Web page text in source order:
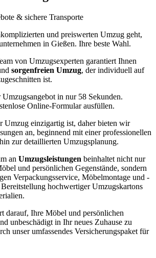
& sichere Transporte
und preiswerten Umzug geht,
in Gießen. Ihre beste Wahl.
von Umzugsexperten garantiert Ihnen
sorgenfreien Umzug, der individuell auf
ist.
Umzugsangebot in nur 58 Sekunden.
Online-Formular ausfüllen.
Umzug einzigartig ist, daher bieten wir
an, beginnend mit einer professionellen
zur detaillierten Umzugsplanung.
an Umzugsleistungen beinhaltet nicht nur
und persönlichen Gegenstände, sondern
Verpackungsservice, Möbelmontage und -
hochwertiger Umzugskartons
darauf, Ihre Möbel und persönlichen
unbeschädigt in Ihr neues Zuhause zu
unser umfassendes Versicherungspaket für